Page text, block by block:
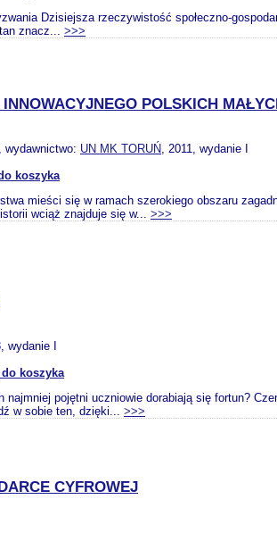
Dzisiejsza rzeczywistość społeczno-
znacz... >>>
POLSKICH
, wydawnictwo: UN MK TORUŃ, 2011, wydanie I
koszyka
mieści się w ramach szerokiego obszaru
wciąż znajduje się w... >>>
wydanie I
koszyka
pojętni uczniowie dorabiają się fortun?
w sobie ten, dzięki... >>>
CYFROWEJ